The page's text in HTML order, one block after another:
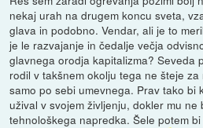
nekaj urah na drugem koncu sveta,
glava in podobno. Vendar, ali je to
je le razvajanje in čedalje večja
glavnega orodja kapitalizma? Seveda
rodil v takšnem okolju tega ne šteje
samo po sebi umevnega. Prav tako bi
užival v svojem življenju, dokler mu ne
tehnološkega napredka. Šele potem